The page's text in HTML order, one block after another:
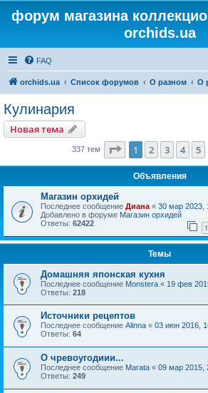
форум магазина
orchids.ua
FAQ
orchids.ua Список форумов О разном О
Кулинария
Новая тема
337 тем Страница из
1 2 3 4 5
Объявления
Магазин орхидей
Последнее сообщение Диана « 30 мар 2023,
Добавлено в форуме Магазин орхидей
Ответы: 62422 1
Темы
Домашняя японская кухня
Последнее сообщение Monstera « 19 фев
Ответы: 218
Источники рецептов
Последнее сообщение Alinna « 03 июн 2016,
Ответы: 64
О чревоугодиии...
Последнее сообщение Marata « 09 мар 2015,
Ответы: 249